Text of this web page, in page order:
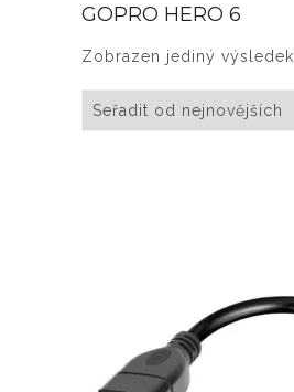
GOPRO HERO 6
Zobrazen jediný výsledek